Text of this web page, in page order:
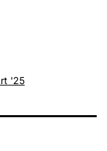
'25